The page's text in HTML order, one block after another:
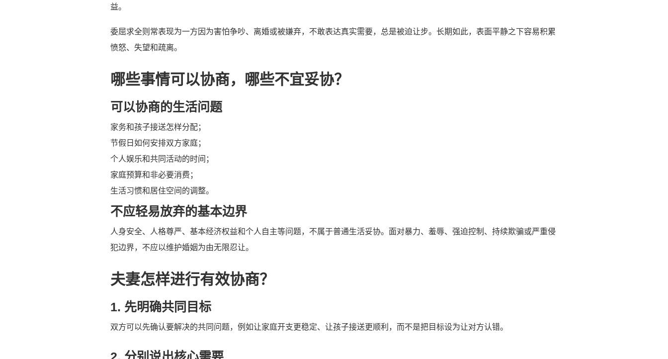
益。
委屈求全则常表现为一方因为害怕争吵、离婚或被嫌弃，不敢表达真实需要，总是被迫让步。长期如此，表面平静之下容易积累
愤怒、失望和疏离。
哪些事情可以协商，哪些不宜妥协？
可以协商的生活问题
家务和孩子接送怎样分配；
节假日如何安排双方家庭；
个人娱乐和共同活动的时间；
家庭预算和非必要消费；
生活习惯和居住空间的调整。
不应轻易放弃的基本边界
人身安全、人格尊严、基本经济权益和个人自主等问题，不属于普通生活妥协。面对暴力、羞辱、强迫控制、持续欺骗或严重侵
犯边界，不应以维护婚姻为由无限忍让。
夫妻怎样进行有效协商？
1. 先明确共同目标
双方可以先确认要解决的共同问题，例如让家庭开支更稳定、让孩子接送更顺利，而不是把目标设为让对方认错。